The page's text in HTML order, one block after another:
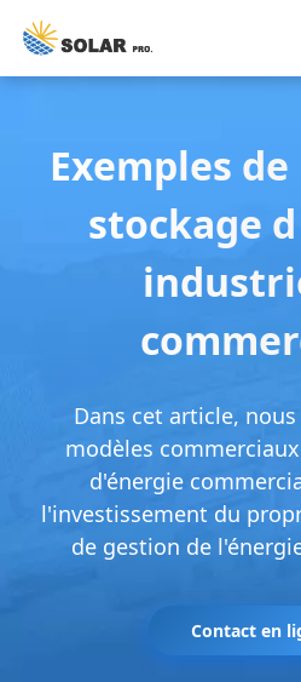
Exemples
stockage
Dans cet article,
modèles
d'énergie
l'investissement du
de gestion de
Contact en